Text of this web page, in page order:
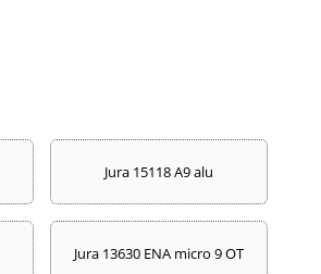
Jura 15118 A9 alu
Jura 13630 ENA micro 9 OT